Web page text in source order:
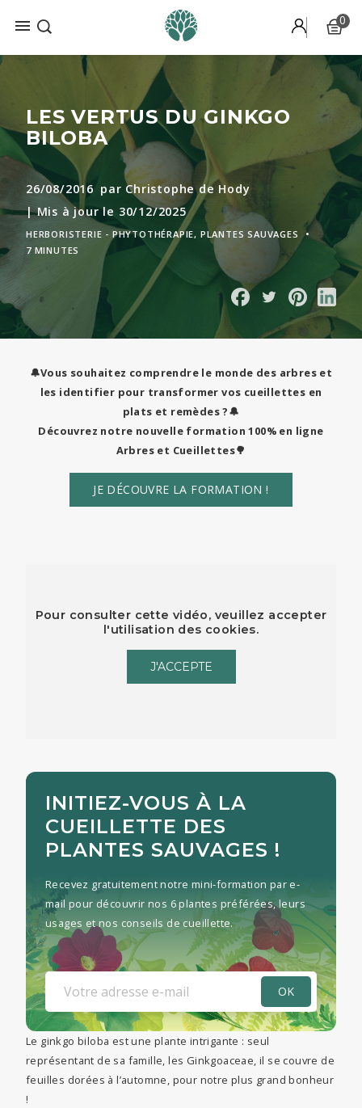
 0
LES VERTUS DU GINKGO
BILOBA
26/08/2016 par Christophe de Hody
| Mis à jour le 30/12/2025
HERBORISTERIE - PHYTOTHÉRAPIE PLANTES SAUVAGES
•
7 MINUTES
🔔Vous souhaitez comprendre le monde des arbres et
les identifier pour transformer vos cueillettes en
plats et remèdes ?🔔
Découvrez notre nouvelle formation 100% en ligne
Arbres et Cueillettes🌳
JE DÉCOUVRE LA FORMATION !
Pour consulter cette vidéo, veuillez accepter
l'utilisation des cookies.
J'ACCEPTE
INITIEZ-VOUS À LA
CUEILLETTE DES
PLANTES SAUVAGES !
Recevez gratuitement notre mini-formation par e-
mail pour découvrir nos 6 plantes préférées, leurs
usages et nos conseils de cueillette.
Recevez gratuitement notremini-formation
par e-mail pour
découvrir nos 6 plantes préférées.
Le ginkgo biloba est une plante intrigante : seul
représentant de sa famille, les Ginkgoaceae, il se couvre de
feuilles dorées à l’automne, pour notre plus grand bonheur
!